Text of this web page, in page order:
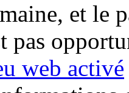
et le
pas
web activé